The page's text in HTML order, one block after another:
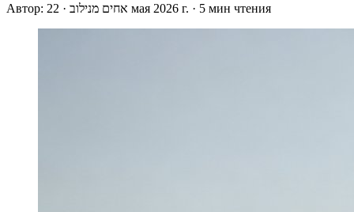
Автор: אחים מנילוב · 22 мая 2026 г. · 5 мин чтения